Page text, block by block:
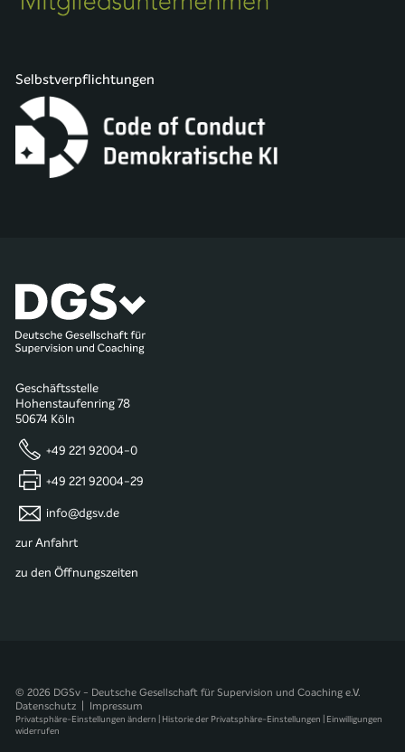
Selbstverpflichtungen
Geschäftsstelle
Hohenstaufenring 78
50674 Köln
+49 221 92004-0
+49 221 92004-29
info@dgsv.de
zur Anfahrt
zu den Öffnungszeiten
© 2026 DGSv - Deutsche Gesellschaft für Supervision und Coaching e.V.
Datenschutz
Impressum
Privatsphäre-Einstellungen ändern | Historie der Privatsphäre-Einstellungen | Einwilligungen
widerrufen